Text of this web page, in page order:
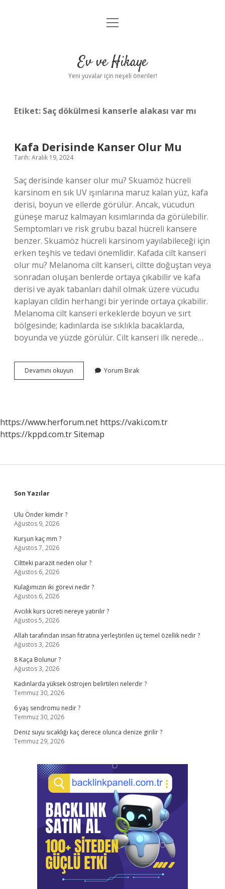
Anasayfa
Yasal Uyarı
menüyü
Ev ve Hikaye
Yeni yuvalar için neşeli öneriler!
Etiket: Saç dökülmesi kanserle alakası var mı
Kafa Derisinde Kanser Olur Mu
Tarih: Aralık 19, 2024
Saç derisinde kanser olur mu? Skuamöz hücreli
karsinom en sık UV ışınlarına maruz kalan yüz, kafa
derisi, boyun ve ellerde görülür. Ancak, vücudun
güneşe maruz kalmayan kısımlarında da görülebilir.
Semptomları ve risk grubu bazal hücreli kansere
benzer. Skuamöz hücreli karsinom yayılabileceği için
erken teşhis ve tedavi önemlidir. Kafada cilt kanseri
olur mu? Melanoma cilt kanseri, ciltte doğuştan veya
sonradan oluşan benlerde ortaya çıkabilir ve kafa
derisi ve ayak tabanları dahil olmak üzere vücudu
kaplayan cildin herhangi bir yerinde ortaya çıkabilir.
Melanoma cilt kanseri erkeklerde boyun ve sırt
bölgesinde; kadınlarda ise sıklıkla bacaklarda,
boyunda ve yüzde görülür. Cilt kanseri ilk nerede…
Devamını okuyun
Derisinde
Yorum Bırak
https://www.herforum.net https://vaki.com.tr
https://kppd.com.trSitemap
Sidebar
Son Yazılar
Ulu Önder kimdir ?
Ağustos 9, 2026
Kurşun kaç mm ?
Ağustos 7, 2026
Ciltteki parazit neden olur ?
Ağustos 6, 2026
Kulağımızın iki görevi nedir ?
Ağustos 6, 2026
Avcılık kurs ücreti nereye yatırılır ?
Ağustos 5, 2026
Allah tarafından insan fıtratına yerleştirilen üç temel özellik nedir ?
Ağustos 3, 2026
8 Kaça Bolunur ?
Ağustos 3, 2026
Kadınlarda yüksek östrojen belirtileri nelerdir ?
Temmuz 30, 2026
6 yaş sendromu nedir ?
Temmuz 30, 2026
Deniz suyu sıcaklığı kaç derece olunca denize girilir ?
Temmuz 29, 2026